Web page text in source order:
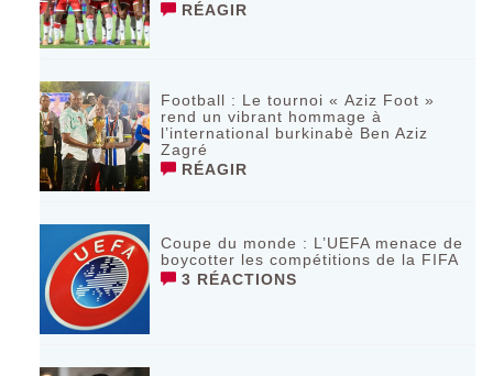
RÉAGIR
Football : Le tournoi « Aziz Foot »
rend un vibrant hommage à
l’international burkinabè Ben Aziz
Zagré
RÉAGIR
Coupe du monde : L’UEFA menace de
boycotter les compétitions de la FIFA
3 RÉACTIONS